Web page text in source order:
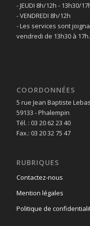
- JEUDI 8h/12h - 13h30/
- VENDREDI 8h/12h
- Les services sont
vendredi de 13h30 à 17h.
COORDONNÉES
5 rue Jean Baptiste Lebas
59133 - Phalempin
Tél. : 03 20 62 23 40
Fax.: 03 20 32 75 47
RUBRIQUES
Contactez-nous
Mention légales
Politique de